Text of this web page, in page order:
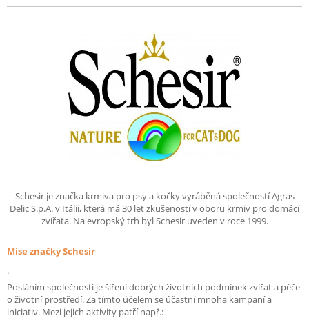
Schesir je značka krmiva pro psy a kočky vyráběná společností Agras
Delic S.p.A. v Itálii, která má 30 let zkušeností v oboru krmiv pro domácí
zvířata. Na evropský trh byl Schesir uveden v roce 1999.
Mise značky Schesir
.
Posláním společnosti je šíření dobrých životních podmínek zvířat a péče
o životní prostředí. Za tímto účelem se účastní mnoha kampaní a
iniciativ. Mezi jejich aktivity patří např.: